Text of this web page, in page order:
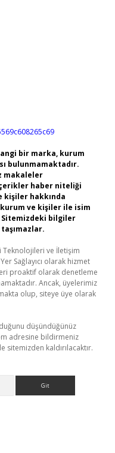
bir marka, kurum
bulunmamaktadır.
makaleler
haber niteliği
kişiler hakkında
kurum ve kişiler ile isim
bilgiler
Teknolojileri ve İletişim
Sağlayıcı olarak hizmet
proaktif olarak denetleme
Ancak, üyelerimiz
olup, siteye üye olarak
düşündüğünüz
adresine bildirmeniz
kaldırılacaktır.